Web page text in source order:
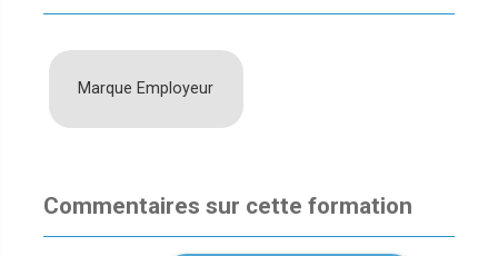
Marque Employeur
Commentaires sur cette formation